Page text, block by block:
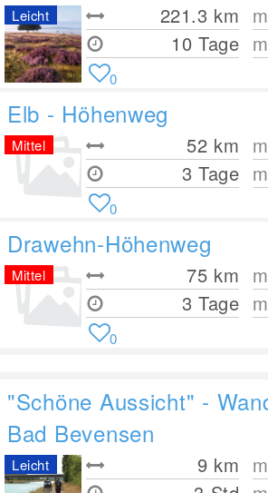
221.3 km
10 Tage
Leicht
0
Elb - Höhenweg
52 km
3 Tage
Mittel
0
Drawehn-Höhenweg
75 km
3 Tage
Mittel
0
"Schöne Aussicht" -
Bad Bevensen
9 km
Leicht